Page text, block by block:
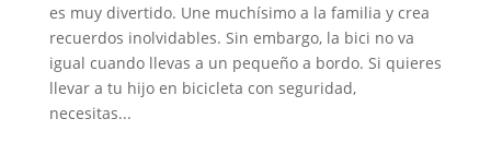
es muy divertido. Une muchísimo a la familia y crea
recuerdos inolvidables. Sin embargo, la bici no va
igual cuando llevas a un pequeño a bordo. Si quieres
llevar a tu hijo en bicicleta con seguridad,
necesitas...